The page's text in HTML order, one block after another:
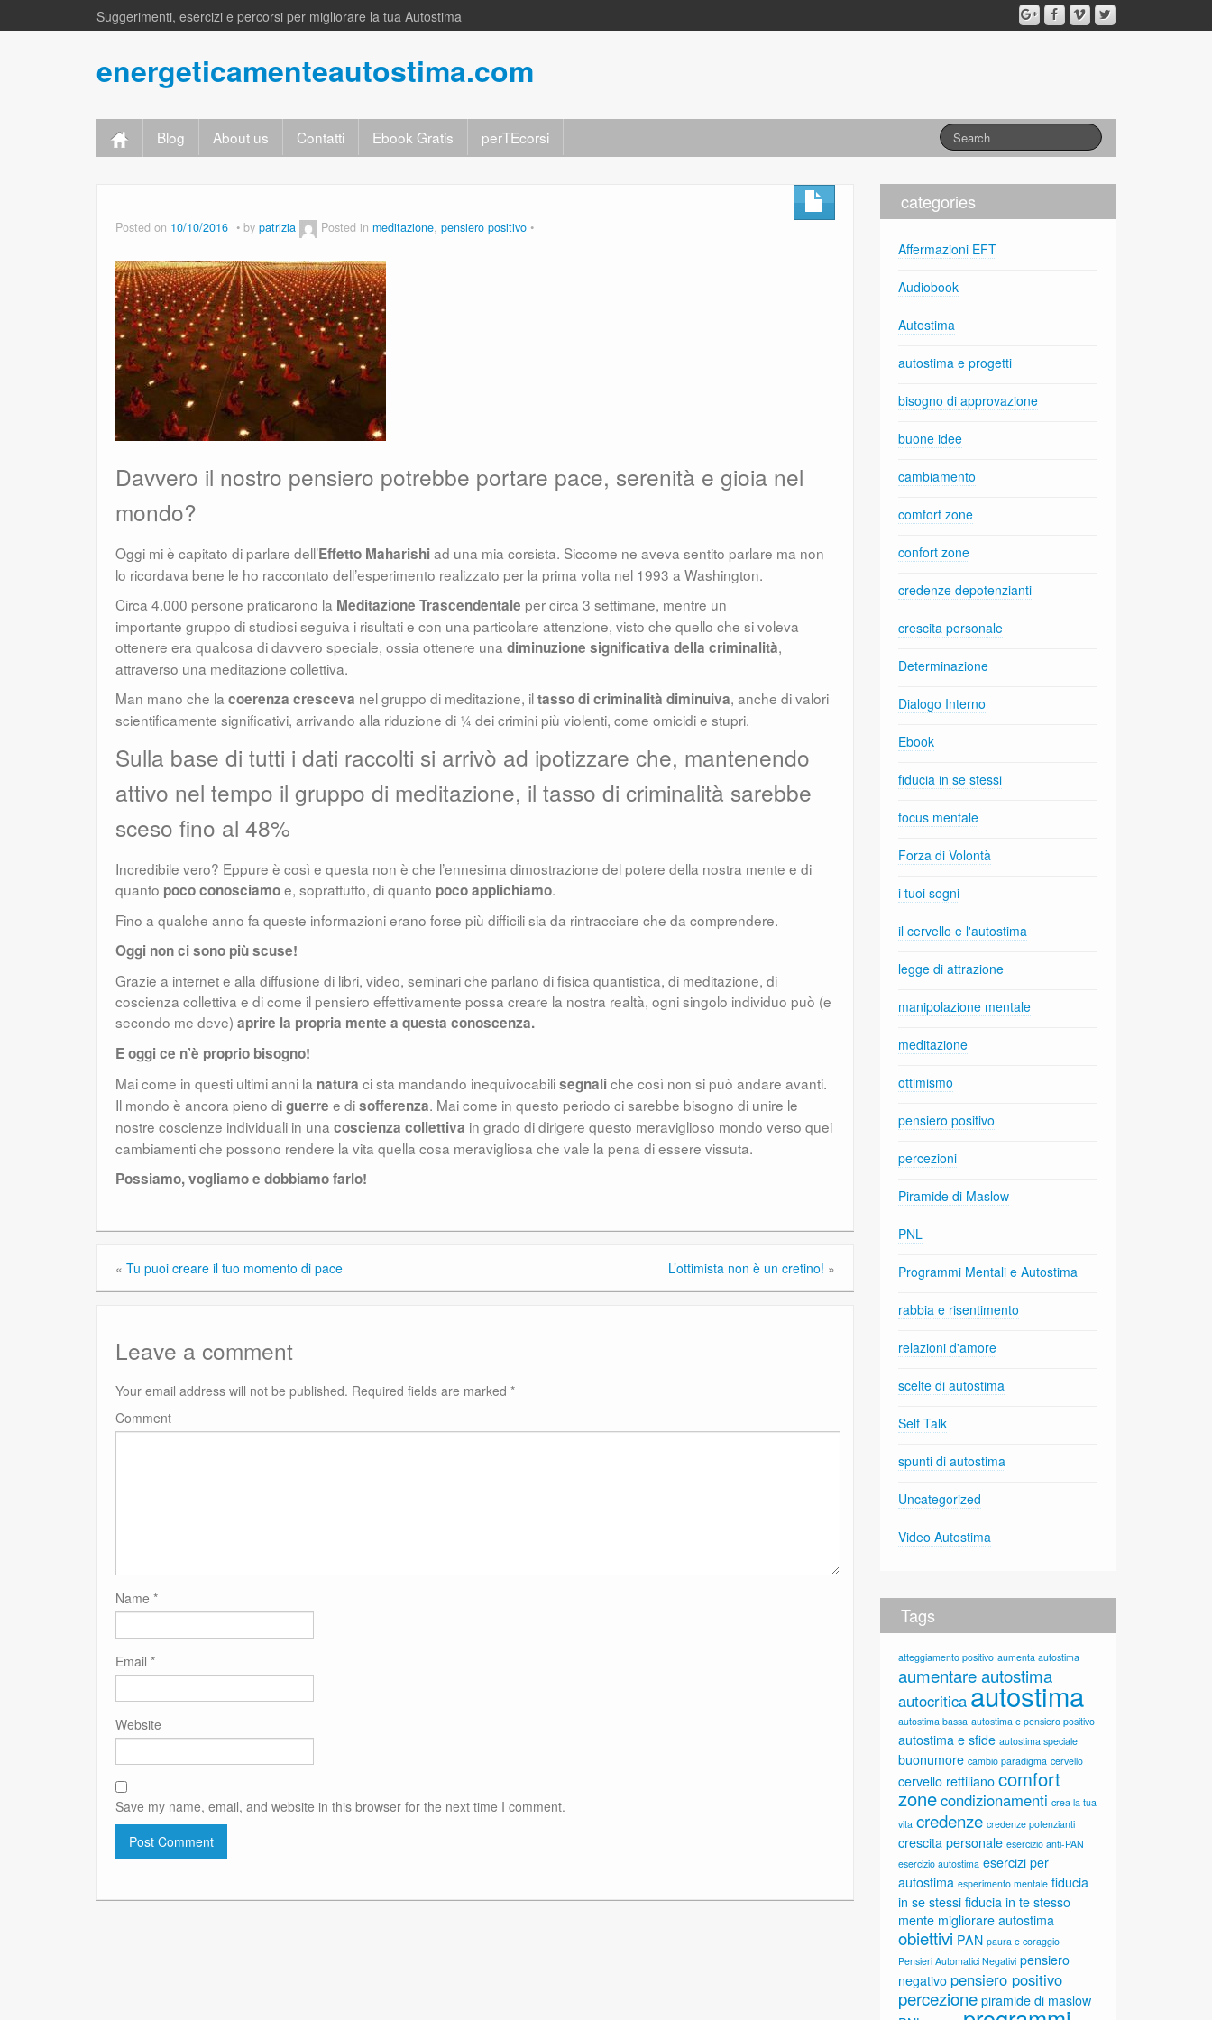
Suggerimenti, esercizi e percorsi per migliorare la tua Autostima
energeticamenteautostima.com
Blog About us Contatti Ebook Gratis perTEcorsi
Posted on 10/10/2016 by patrizia Posted in meditazione, pensiero positivo
Davvero il nostro pensiero potrebbe portare pace, serenità e gioia nel
mondo?
Oggi mi è capitato di parlare dell’Effetto Maharishiad una mia corsista. Siccome ne aveva sentito parlare ma non
lo ricordava bene le ho raccontato dell’esperimento realizzato per la prima volta nel 1993 a Washington.
Circa 4.000 persone praticarono la Meditazione Trascendentale per circa 3 settimane, mentre un
importante gruppo di studiosi seguiva i risultati e con una particolare attenzione, visto che quello che si voleva
ottenere era qualcosa di davvero speciale, ossia ottenere una diminuzione significativa della criminalità,
attraverso una meditazione collettiva.
Man mano che la coerenza cresceva nel gruppo di meditazione, iltasso di criminalità diminuiva, anche di valori
scientificamente significativi, arrivando alla riduzione di ¼ dei crimini più violenti, come omicidi e stupri.
Sulla base di tutti i dati raccolti si arrivò ad ipotizzare che, mantenendo
attivo nel tempo il gruppo di meditazione, il tasso di criminalità sarebbe
sceso fino al 48%
Incredibile vero? Eppure è così e questa non è che l’ennesima dimostrazione del potere della nostra mente e di
quanto poco conosciamoe, soprattutto, di quanto poco applichiamo.
Fino a qualche anno fa queste informazioni erano forse più difficili sia da rintracciare che da comprendere.
Oggi non ci sono più scuse!
Grazie a internet e alla diffusione di libri, video, seminari che parlano di fisica quantistica, di meditazione, di
coscienza collettiva e di come il pensiero effettivamente possa creare la nostra realtà, ogni singolo individuo può (e
secondo me deve) aprire la propria mente a questa conoscenza.
E oggi ce n’è proprio bisogno!
Mai come in questi ultimi anni la natura ci sta mandando inequivocabilisegnaliche così non si può andare avanti.
Il mondo è ancora pieno diguerre e disofferenza. Mai come in questo periodo ci sarebbe bisogno di unire le
nostre coscienze individuali in una coscienza collettiva in grado di dirigere questo meraviglioso mondo verso quei
cambiamenti che possono rendere la vita quella cosa meravigliosa che vale la pena di essere vissuta.
Possiamo, vogliamo e dobbiamo farlo!
« Tu puoi creare il tuo momento di pace L’ottimista non è un cretino! »
Leave a comment
Your email address will not be published. Required fields are marked *
Comment
Name *
Email *
Website
Save my name, email, and website in this browser for the next time I comment.
categories
Affermazioni EFT
Audiobook
Autostima
autostima e progetti
bisogno di approvazione
buone idee
cambiamento
comfort zone
confort zone
credenze depotenzianti
crescita personale
Determinazione
Dialogo Interno
Ebook
fiducia in se stessi
focus mentale
Forza di Volontà
i tuoi sogni
il cervello e l'autostima
legge di attrazione
manipolazione mentale
meditazione
ottimismo
pensiero positivo
percezioni
Piramide di Maslow
PNL
Programmi Mentali e Autostima
rabbia e risentimento
relazioni d'amore
scelte di autostima
Self Talk
spunti di autostima
Uncategorized
Video Autostima
Tags
atteggiamento positivo aumenta autostima
aumentare autostima
autocriticaautostima
autostima bassa autostima e pensiero positivo
autostima e sfide autostima speciale
buonumore cambio paradigma cervello
cervello rettiliano comfort
zonecondizionamenti crea la tua
vita credenze credenze potenzianti
crescita personale esercizio anti-PAN
esercizio autostima esercizi per
autostima esperimento mentale fiducia
in se stessi fiducia in te stesso
mente migliorare autostima
obiettivi PAN paura e coraggio
Pensieri Automatici Negativi pensiero
negativo pensiero positivo
percezione piramide di maslow